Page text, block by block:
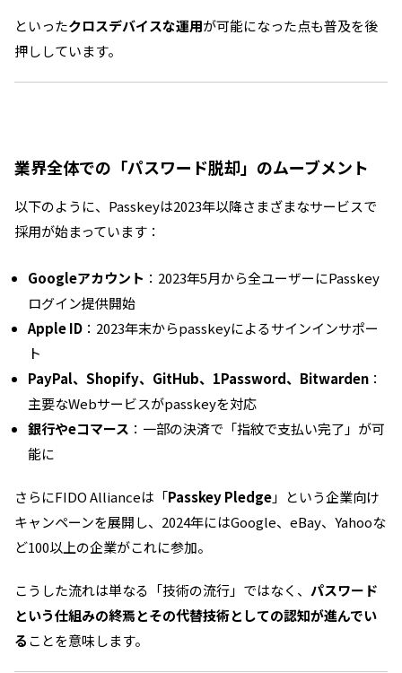
といったクロスデバイスな運用が可能になった点も普及を後
押ししています。
業界全体での「パスワード脱却」のムーブメント
以下のように、Passkeyは2023年以降さまざまなサービスで
採用が始まっています：
Googleアカウント ：2023年5月から全ユーザーにPasskey
ログイン提供開始
Apple ID ：2023年末からpasskeyによるサインインサポー
ト
PayPal、Shopify、GitHub、1Password、Bitwarden ：
主要なWebサービスがpasskeyを対応
銀行やeコマース ：一部の決済で「指紋で支払い完了」が可
能に
さらにFIDO Allianceは「Passkey Pledge」という企業向け
キャンペーンを展開し、2024年にはGoogle、eBay、Yahooな
ど100以上の企業がこれに参加。
こうした流れは単なる「技術の流行」ではなく、 パスワード
という仕組みの終焉とその代替技術としての認知が進んでい
ることを意味します。